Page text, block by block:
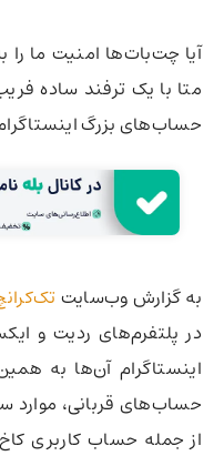
آیا چت‌بات‌ها امنیت ما
متا با یک ترفند ساده
حساب‌های بزرگ اینستاگرام
به گزارش وب‌سایت
در پلتفرم‌های ردیت و
اینستاگرام آن‌ها به
حساب‌های قربانی،
از جمله حساب کاربری